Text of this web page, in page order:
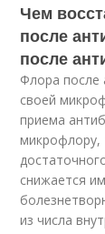
Чем
после
после
Флора после
своей
приема
микрофлору,
снижается
из числа